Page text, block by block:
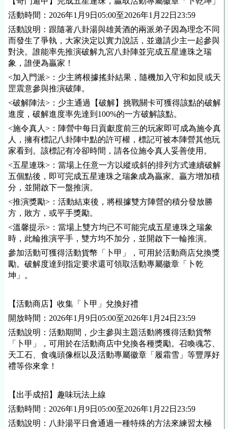
活動時間：2026年1月9日05:00至2026年1月22日23:59
活動說明：跟隨著八卦湯與雄黃酒的兩派弟子因為理念不同
而發生了爭執，大家決定以實力說話，並邀請少主一起參與
對決。誰能率先推演破解九宮八卦陣並完成五星連珠之瑞
象，誰便為贏家！
<加入門派>：少主將根據搖卦結果，隨機加入守和如艮或天
罡震意參與推演破陣。
<破解陣法>：少主通過【破解】挑戰關卡可獲得該點的破解
進度，破解進度率先達到100%的一方破解該點。
<施令真人>：陣營中每日貢獻度前三的玩家即可成為施令真
人，擁有標記八卦陣中點的許可權，標記可被本陣營其他玩
家看到。該標記有冷卻時間，請各位施令真人妥善使用。
<五星連珠>：當場上任意一方以縱或斜的排列方式連續破解
五個點後，即可完成五星連珠之瑞象成為贏家。贏方增加積
分，並開啟下一盤推演。
<推演獎勵>：活動結束後，將根據雙方陣營的積分發放勝
方，敗方，或平手獎勵。
<溫馨提示>：當場上雙方均已不可能完成五星連珠之瑞象
時，此輪推演平手，雙方均不加分，並開啟下一輪推演。
參加活動可獲得活動貨幣「卜甲」，可用於活動商店兌換獎
勵。破解度達到指定要求還可領取活動專屬徽章「卜乾
坤」。
【活動商店】收集「卜甲」兌換好禮
開放時間：2026年1月9日05:00至2026年1月24日23:59
活動說明：活動期間，少主參與主題活動將獲得活動貨幣
「卜甲」，可用於在活動商店中兌換各種獎勵。召喚魂芯、
天工石、食魂頭像框以及活動專屬徽章「履霜雪」等豐厚好
禮等你來拿！
【出手成招】趣味玩法上線
活動時間：2026年1月9日05:00至2026年1月22日23:59
活動說明：八卦湯平日會通過一種特殊的方法來練習太極